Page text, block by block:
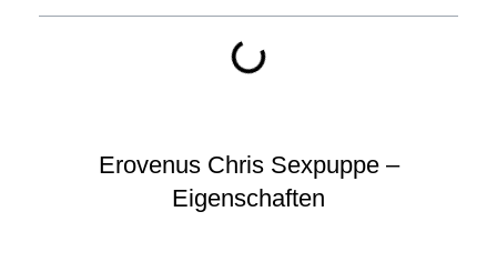
Erovenus Chris Sexpuppe –
Eigenschaften